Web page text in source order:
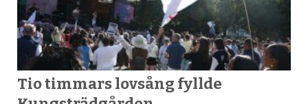
Tio timmars lovsång fyllde